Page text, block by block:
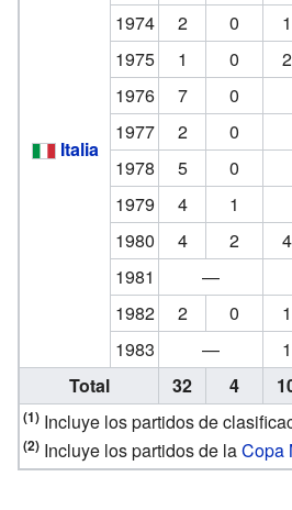
Italia
1974
2 0 1
1975
1 0 2
1976
7 0
1977
2 0
1978
5 0
1979
4 1
1980
4 2 4
1981
—
1982
2 0 1
1983
— 1
Total
32 4
(1) Incluye los partidos de
(2) Incluye los partidos de laCopa